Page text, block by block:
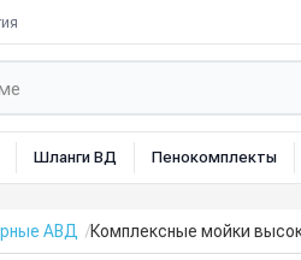
Шланги ВД Пенокомплекты
АВД Комплексные мойки